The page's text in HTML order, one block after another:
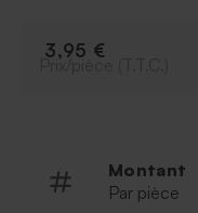
À retenir:
3,95 €
Montant
Par pièce